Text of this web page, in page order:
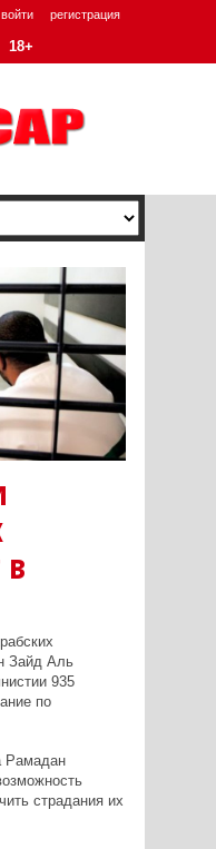
войти регистрация
18+
Зайд Аль
935
по
Рамадан
страдания их